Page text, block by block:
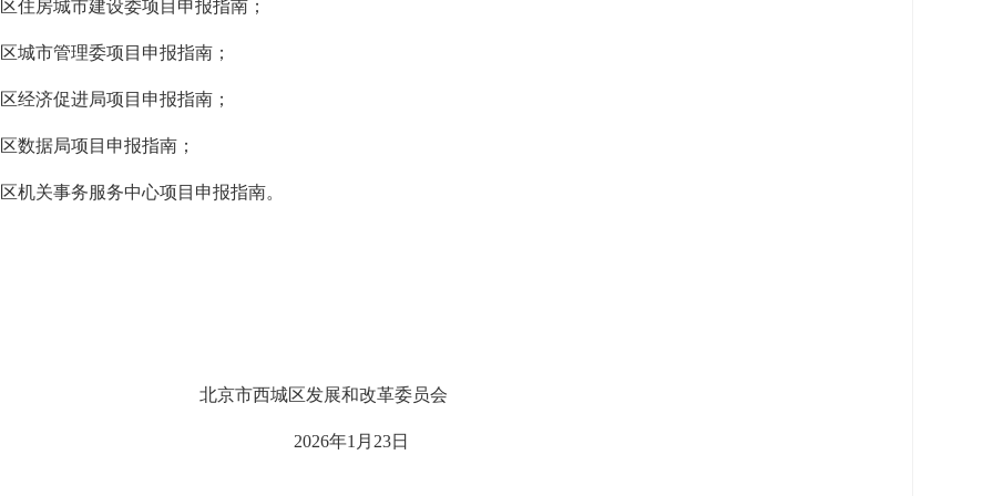
区住房城市建设委项目申报指南；
区城市管理委项目申报指南；
区经济促进局项目申报指南；
区数据局项目申报指南；
区机关事务服务中心项目申报指南。
北京市西城区发展和改革委员会
2026年1 月 23日